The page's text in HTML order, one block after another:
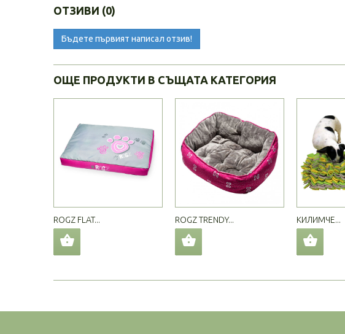
ОТЗИВИ (0)
Бъдете първият написал отзив!
ОЩЕ ПРОДУКТИ В СЪЩАТА КАТЕГОРИЯ
ROGZ FLAT... ROGZ TRENDY... КИЛИМЧЕ...